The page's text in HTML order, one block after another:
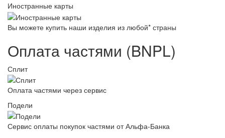
Иностранные карты
Вы можете купить наши изделия из любой* страны
Оплата частями (BNPL)
Сплит
Оплата частями через сервис
Подели
Сервис оплаты покупок частями от Альфа-Банка